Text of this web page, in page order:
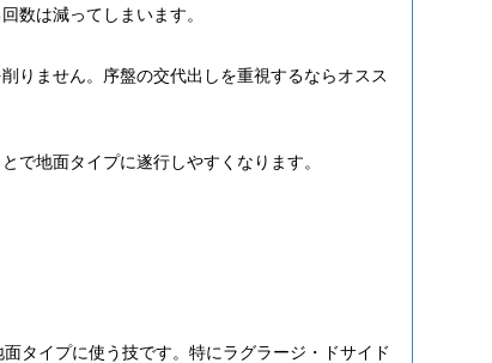
数は減ってしまいます。
りません。序盤の交代出しを重視するならオスス
で地面タイプに遂行しやすくなります。
面タイプに使う技です。特にラグラージ・ドサイド